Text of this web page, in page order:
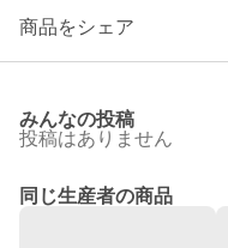
商品をシェア
みんなの投稿
投稿はありません
同じ生産者の商品